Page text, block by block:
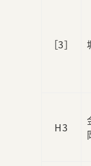
［3］
H3